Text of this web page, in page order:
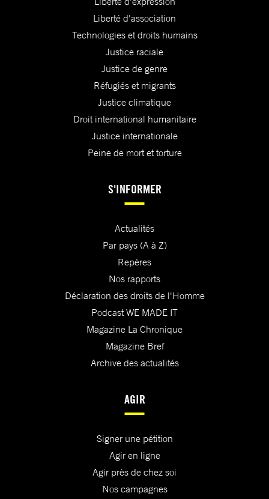
Liberté d'association
Technologies et droits humains
Justice raciale
Justice de genre
Réfugiés et migrants
Justice climatique
Droit international humanitaire
Justice internationale
Peine de mort et torture
S'INFORMER
Actualités
Par pays (A à Z)
Repères
Nos rapports
Déclaration des droits de l'Homme
Podcast WE MADE IT
Magazine La Chronique
Magazine Bref
Archive des actualités
AGIR
Signer une pétition
Agir en ligne
Agir près de chez soi
Nos campagnes